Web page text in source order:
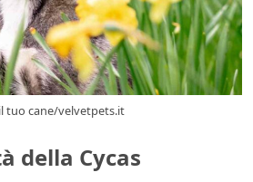
tuo cane/velvetpets.it
della Cycas